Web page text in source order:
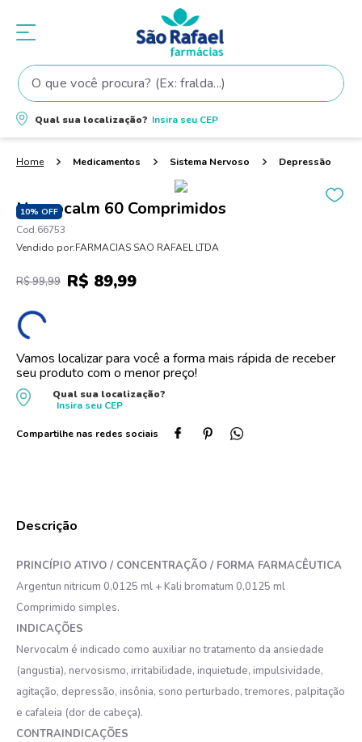
O que você procura? (Ex: fralda...)
Qual sua localização? Insira seu CEP
Medicamentos Sistema Nervoso Depressão
10% OFF
Nervocalm 60 Comprimidos
66753
Vendido por:FARMACIAS SAO RAFAEL LTDA
R$99,99 R$ 89,99
Vamos localizar para você a forma mais rápida de receber
seu produto com o menor preço!
Qual sua localização?
Insira seu CEP
PRINCÍPIO ATIVO / CONCENTRAÇÃO / FORMA FARMACÊUTICA
Argentun nitricum 0,0125 ml + Kali bromatum 0,0125 ml
Comprimido simples.
INDICAÇÕES
Nervocalm é indicado como auxiliar no tratamento da ansiedade
(angustia), nervosismo, irritabilidade, inquietude, impulsividade,
agitação, depressão, insônia, sono perturbado, tremores, palpitação
e cafaleia (dor de cabeça).
CONTRAINDICAÇÕES
Termos mais buscados
1º fralda
shampoo
4º teste gravidez
8º
9º proge
10ºprotetor solar